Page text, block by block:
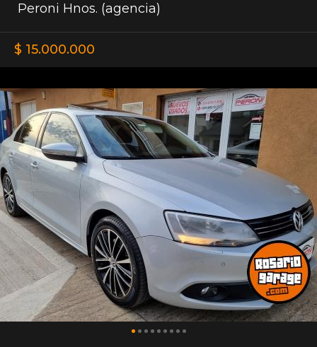
Peroni Hnos. (agencia)
$ 15.000.000